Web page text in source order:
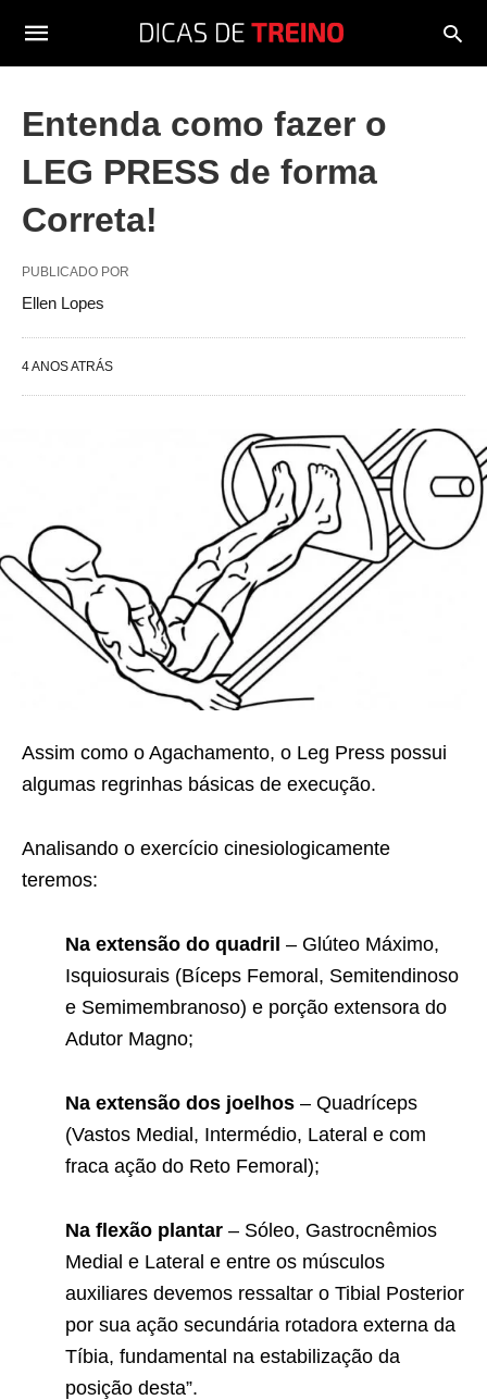
Entenda como fazer o
LEG PRESS de forma
Correta!
PUBLICADO POR
Ellen Lopes
4 ANOS ATRÁS
Assim como o Agachamento, o Leg Press possui
algumas regrinhas básicas de execução.
Analisando o exercício cinesiologicamente
teremos:
Na extensão do quadril – Glúteo Máximo,
Isquiosurais (Bíceps Femoral, Semitendinoso
e Semimembranoso) e porção extensora do
Adutor Magno;
Na extensão dos joelhos – Quadríceps
(Vastos Medial, Intermédio, Lateral e com
fraca ação do Reto Femoral);
Na flexão plantar – Sóleo, Gastrocnêmios
Medial e Lateral e entre os músculos
auxiliares devemos ressaltar o Tibial Posterior
por sua ação secundária rotadora externa da
Tíbia, fundamental na estabilização da
posição desta”.